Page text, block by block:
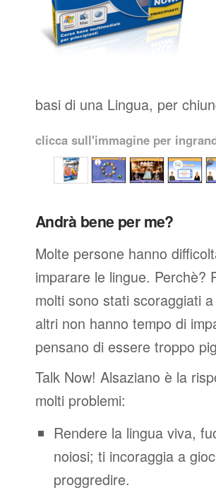
basi di una Lingua, per
clicca sull'immagine per
Andrà bene per me?
Molte persone hanno
imparare le lingue. Perchè?
molti sono stati scoraggiati
altri non hanno tempo di
pensano di essere troppo
Talk Now! Alsaziano è la
molti problemi:
Rendere la lingua viva,
noiosi; ti incoraggia a
proggredire.